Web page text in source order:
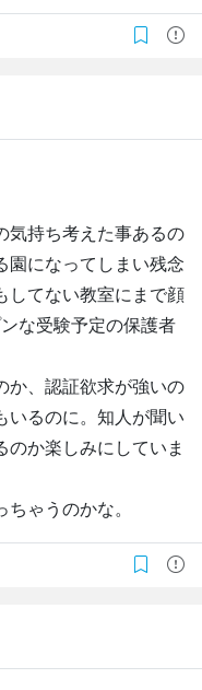
気持ち考えた事あるの
園になってしまい残念
してない教室にまで顔
な受験予定の保護者
か、認証欲求が強いの
いるのに。知人が聞い
のか楽しみにしていま
ゃうのかな。